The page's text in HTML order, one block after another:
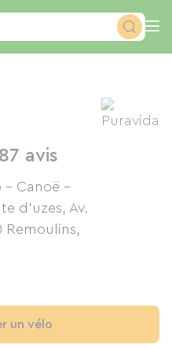
avis
- Canoë -
d'uzes, Av.
Remoulins,
un vélo